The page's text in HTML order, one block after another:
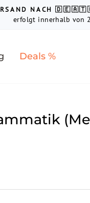
NACH
erfolgt innerhalb von
Deals %